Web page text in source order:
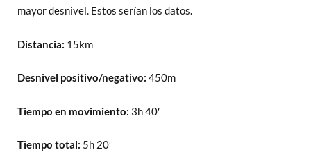
mayor desnivel. Estos serían los datos.
Distancia: 15km
Desnivel positivo/negativo: 450m
Tiempo en movimiento: 3h 40′
Tiempo total: 5h 20′